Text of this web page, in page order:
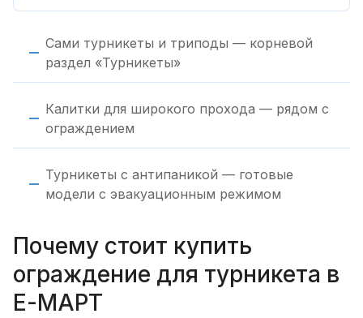
Сами турникеты и триподы — корневой
раздел «Турникеты»
Калитки для широкого прохода — рядом с
ограждением
Турникеты с антипаникой — готовые
модели с эвакуационным режимом
Почему стоит купить
ограждение для турникета в
Е-МАРТ